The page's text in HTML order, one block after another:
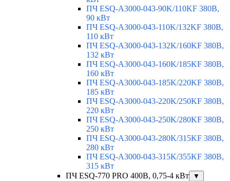
ПЧ ESQ-A3000-043-90K/110KF 380В,
90 кВт
ПЧ ESQ-A3000-043-110K/132KF 380В,
110 кВт
ПЧ ESQ-A3000-043-132K/160KF 380В,
132 кВт
ПЧ ESQ-A3000-043-160K/185KF 380В,
160 кВт
ПЧ ESQ-A3000-043-185K/220KF 380В,
185 кВт
ПЧ ESQ-A3000-043-220K/250KF 380В,
220 кВт
ПЧ ESQ-A3000-043-250K/280KF 380В,
250 кВт
ПЧ ESQ-A3000-043-280K/315KF 380В,
280 кВт
ПЧ ESQ-A3000-043-315K/355KF 380В,
315 кВт
ПЧ ESQ-770 PRO 400В, 0,75-4 кВт
▼